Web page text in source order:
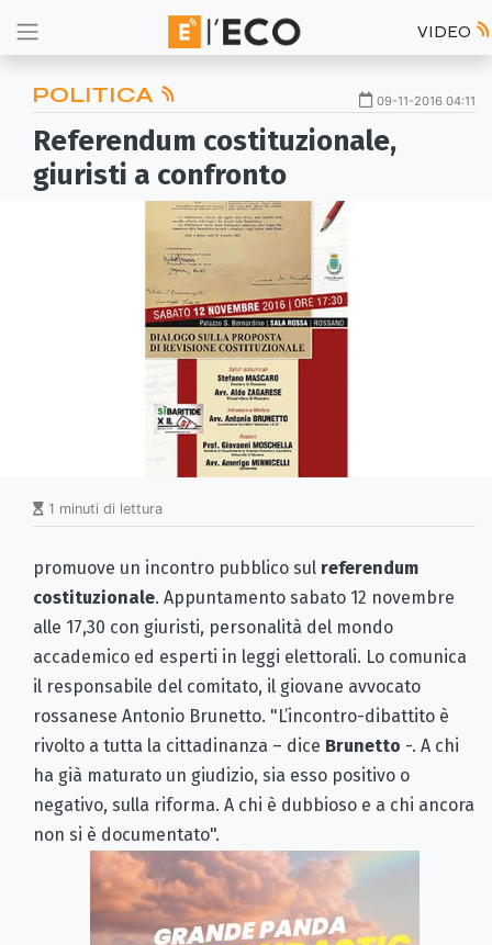
VIDEO
POLITICA 09-11-2016 04:11
Referendum costituzionale,
giuristi a confronto
1 minuti di lettura
promuove un incontro pubblico sul referendum
costituzionale. Appuntamento sabato 12 novembre
alle 17,30 con giuristi, personalità del mondo
accademico ed esperti in leggi elettorali. Lo comunica
il responsabile del comitato, il giovane avvocato
rossanese Antonio Brunetto. "L’incontro-dibattito è
rivolto a tutta la cittadinanza – dice Brunetto -. A chi
ha già maturato un giudizio, sia esso positivo o
negativo, sulla riforma. A chi è dubbioso e a chi ancora
non si è documentato".